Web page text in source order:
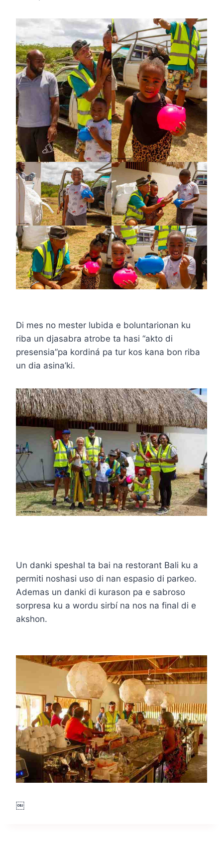
Di mes no mester lubida e boluntarionan ku
riba un djasabra atrobe ta hasi “akto di
presensia”pa kordiná pa tur kos kana bon riba
un dia asina’ki.
Un danki speshal ta bai na restorant Bali ku a
permiti noshasi uso di nan espasio di parkeo.
Ademas un danki di kurason pa e sabroso
sorpresa ku a wordu sirbí na nos na final di e
akshon.
￼